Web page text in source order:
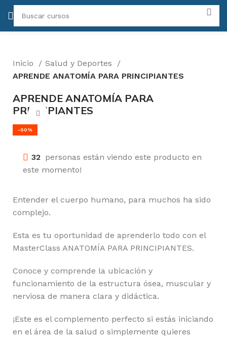
Inicio
Salud y Deportes
APRENDE ANATOMÍA PARA PRINCIPIANTES
APRENDE ANATOMÍA PARA
PRINCIPIANTES
-50%
Click para agrandar
32 personas están viendo este producto en
este momento!
Entender el cuerpo humano, para muchos ha sido
complejo.
Esta es tu oportunidad de aprenderlo todo con el
MasterClass ANATOMÍA PARA PRINCIPIANTES.
Conoce y comprende la ubicación y
funcionamiento de la estructura ósea, muscular y
nerviosa de manera clara y didáctica.
¡Este es el complemento perfecto si estás iniciando
en el área de la salud o simplemente quieres